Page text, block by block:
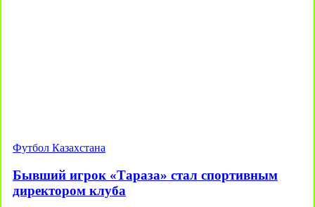
Футбол Казахстана
Бывший игрок «Тараза» стал спортивным
директором клуба